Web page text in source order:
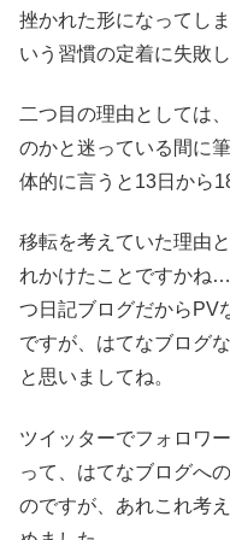
挫かれた形になってし
いう習慣の定着に失敗
二つ目の理由としては
のかと迷っている間に
体的に言うと13日から
移転を考えていた理由
れかけたことですかね
つ日記ブログだからPV
ですが、はてなブログ
と思いましてね。
ツイッターでフォロワ
って、はてなブログへ
のですが、あれこれ考